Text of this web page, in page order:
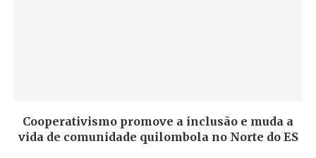
Cooperativismo promove a inclusão e muda a
vida de comunidade quilombola no Norte do ES